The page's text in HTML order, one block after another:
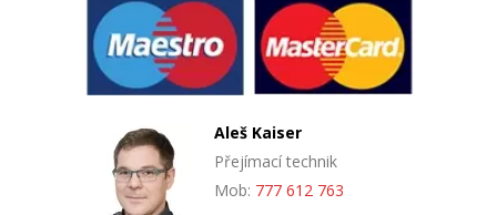
Aleš Kaiser
Přejímací technik
Mob: 777 612 763